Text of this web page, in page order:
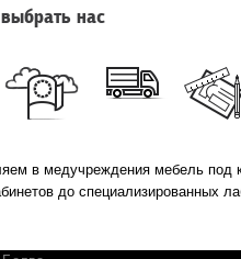
нас
в медучреждения мебель под
до специализированных